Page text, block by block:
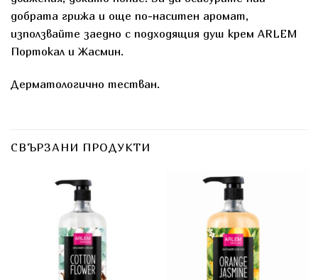
добрата грижа и още по-наситен аромат,
използвайте заедно с подходящия душ крем ARLEM
Портокал и Жасмин.
Дерматологично тестван.
СВЪРЗАНИ ПРОДУКТИ